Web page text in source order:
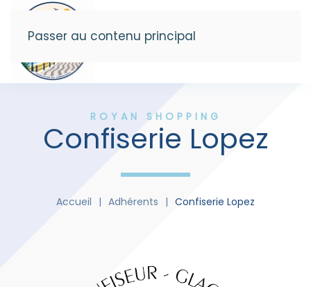
Passer au contenu principal
ROYAN SHOPPING
Confiserie Lopez
Accueil Adhérents Confiserie Lopez